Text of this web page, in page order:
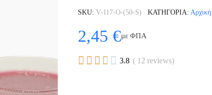
SKU V-117-O-(50-S) ΚΑΤΗΓΟΡΊΑ Αρχική
2,45 €με ΦΠΑ
     3.8 ( 12 reviews)